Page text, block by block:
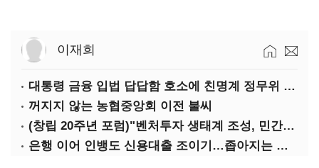
이재희
대통령 금융 입법 답답함 호소에 친명계 정무위 무더기 지원
꺼지지 않는 농협중앙회 이전 불씨
(창립 20주년 포럼)"벤처투자 생태계 조성, 민간자본이 주도해야"
은행 이어 인뱅도 신용대출 조이기…좁아지는 급전 창구